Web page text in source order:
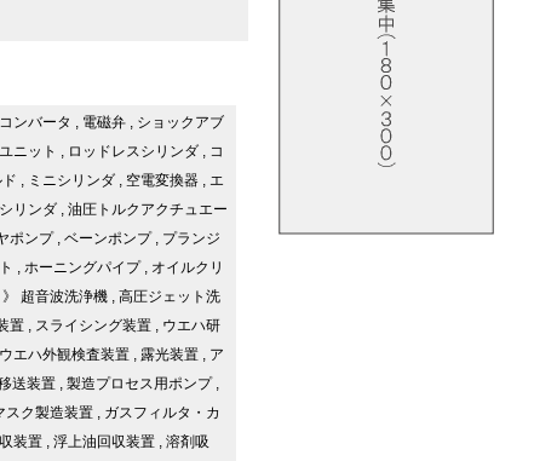
ンバータ , 電磁弁 , ショックアブ
ニット , ロッドレスシリンダ , コ
, ミニシリンダ , 空電変換器 , エ
リンダ , 油圧トルクアクチュエー
ポンプ, ベーンポンプ, プランジ
, ホーニングパイプ, オイルクリ
》 超音波洗浄機 , 高圧ジェット洗
置 , スライシング装置 , ウエハ研
ウエハ外観検査装置 , 露光装置 , ア
送装置 , 製造プロセス用ポンプ,
スク製造装置 , ガスフィルタ・カ
装置 , 浮上油回収装置 , 溶剤吸